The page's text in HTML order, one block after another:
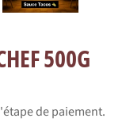
500G
de paiement.